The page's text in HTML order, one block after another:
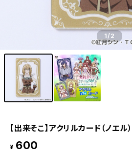
1/2
【出来そこ】アクリルカード（ノエル）
¥ 600